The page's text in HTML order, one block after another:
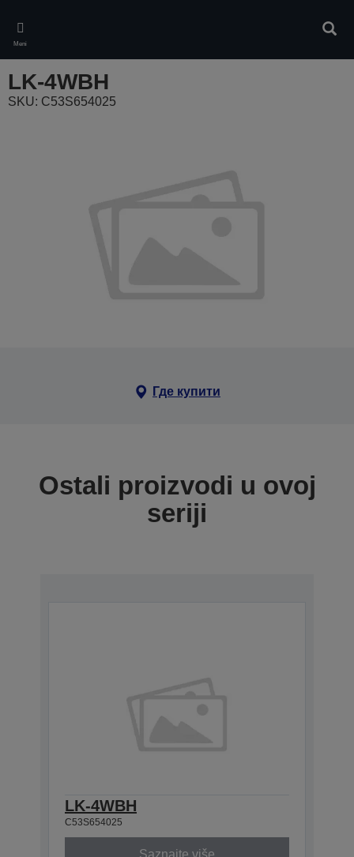
main
content
Meni
LK-4WBH
SKU: C53S654025
Где купити
Ostali proizvodi u ovoj
seriji
LK-4WBH
C53S654025
Saznajte više